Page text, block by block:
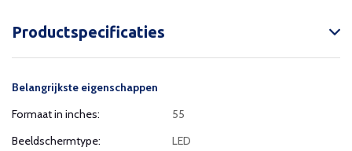
Productspecificaties
Belangrijkste eigenschappen
Formaat in inches:
55
Beeldschermtype:
LED